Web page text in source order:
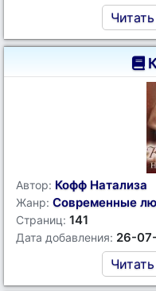
Читать
Автор: Кофф Натализа
Жанр: Современные
Страниц: 141
Дата добавления: 26-
Читать